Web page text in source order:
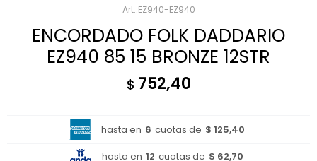
EZ940-EZ940
ENCORDADO FOLK DADDARIO
EZ940 85 15 BRONZE 12STR
$ 752,40
hasta en 6 cuotas de $ 125,40
hasta en 12 cuotas de $ 62,70